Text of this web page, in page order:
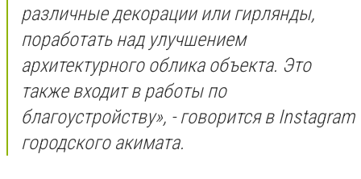
различные декорации или гирлянды,
поработать над улучшением
архитектурного облика объекта. Это
также входит в работы по
благоустройству», - говорится в Instаgram
городского акимата.